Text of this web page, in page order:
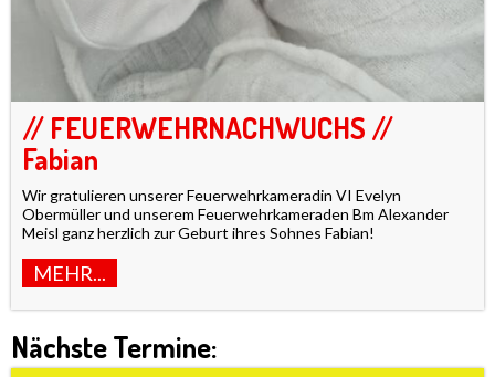
// FEUERWEHRNACHWUCHS //
Fabian
Wir gratulieren unserer Feuerwehrkameradin VI Evelyn
Obermüller und unserem Feuerwehrkameraden Bm Alexander
Meisl ganz herzlich zur Geburt ihres Sohnes Fabian!
MEHR...
Nächste Termine: